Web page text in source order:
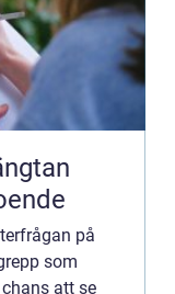
på
som
att se